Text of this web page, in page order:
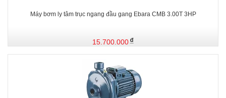
Máy bơm ly tâm trục ngang đầu gang Ebara CMB 3.00T 3HP
15.700.000